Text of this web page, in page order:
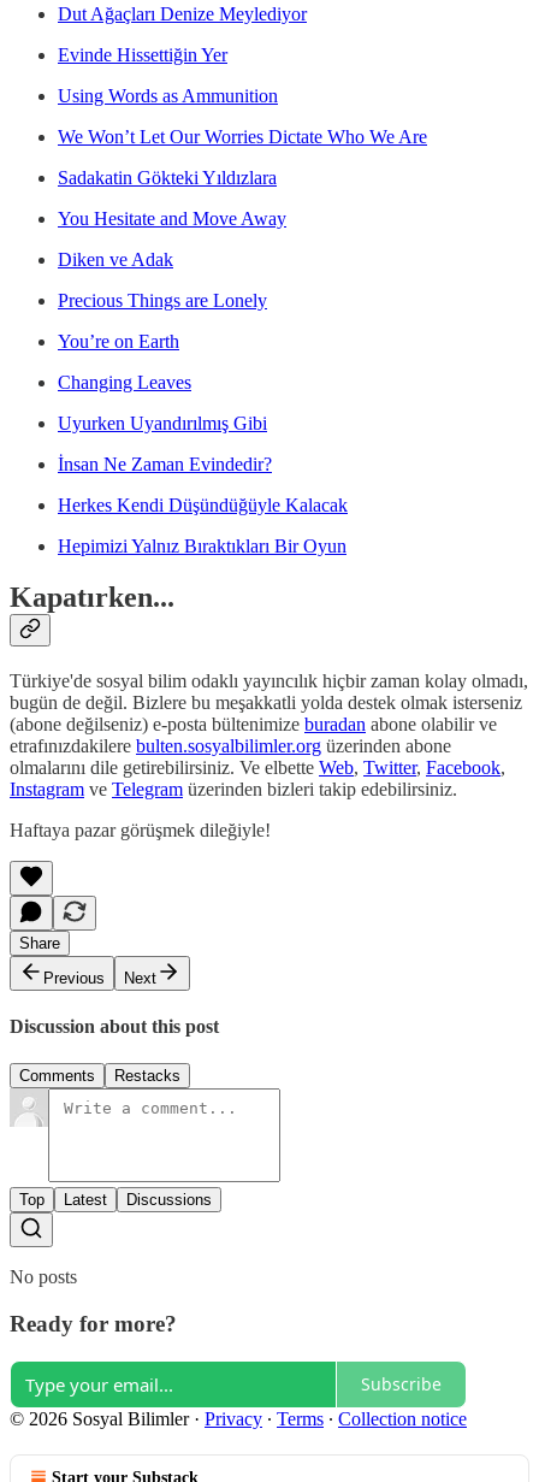
Dut Ağaçları Denize Meylediyor
Evinde Hissettiğin Yer
Using Words as Ammunition
We Won’t Let Our Worries Dictate Who We Are
Sadakatin Gökteki Yıldızlara
You Hesitate and Move Away
Diken ve Adak
Precious Things are Lonely
You’re on Earth
Changing Leaves
Uyurken Uyandırılmış Gibi
İnsan Ne Zaman Evindedir?
Herkes Kendi Düşündüğüyle Kalacak
Hepimizi Yalnız Bıraktıkları Bir Oyun
Kapatırken...
Türkiye'de sosyal bilim odaklı yayıncılık hiçbir zaman kolay olmadı,
bugün de değil. Bizlere bu meşakkatli yolda destek olmak isterseniz
(abone değilseniz) e-posta bültenimize buradan abone olabilir ve
etrafınızdakilere bulten.sosyalbilimler.org üzerinden abone
olmalarını dile getirebilirsiniz. Ve elbette Web, Twitter, Facebook,
Instagram ve Telegram üzerinden bizleri takip edebilirsiniz.
Haftaya pazar görüşmek dileğiyle!
Share
Previous
Next
Discussion about this post
Comments Restacks
Top Latest Discussions
No posts
Ready for more?
Subscribe
© 2026 Sosyal Bilimler· Privacy ∙ Terms ∙ Collection notice
Start your Substack